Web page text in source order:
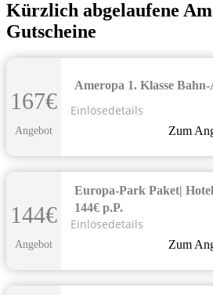
Kürzlich abgelaufene
Gutscheine
167€
Angebot
Ameropa 1. Klasse
Zum
Einlösedetails
144€
Angebot
Europa-Park Paket|
144€ p.P.
Zum
Einlösedetails